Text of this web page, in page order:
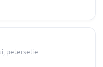
peterselie